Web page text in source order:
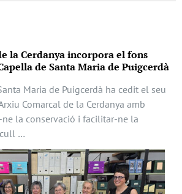
la Cerdanya incorpora el fons
de Santa Maria de Puigcerdà
Maria de Puigcerdà ha cedit el seu
Comarcal de la Cerdanya amb
ne la conservació i facilitar-ne la
…